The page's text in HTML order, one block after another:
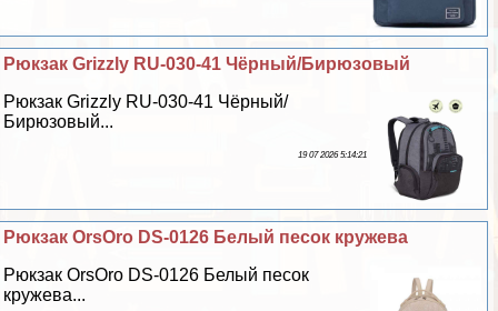
Рюкзак Grizzly RU-030-41 Чёрный/Бирюзовый
Рюкзак Grizzly RU-030-41 Чёрный/
Бирюзовый...
19 07 2026 5:14:21
Рюкзак OrsOro DS-0126 Белый песок кружева
Рюкзак OrsOro DS-0126 Белый песок
кружева...